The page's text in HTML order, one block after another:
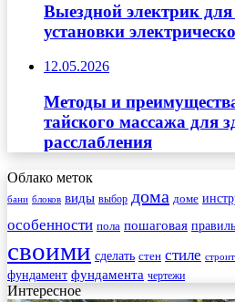
Выездной электрик
установки
12.05.2026
Методы и
тайского массажа для
расслабления
Облако меток
бани блоков виды выбор дома доме
особенности пола пошаговая
своими сделать стен стиле
фундамент фундамента чертежи
Интересное